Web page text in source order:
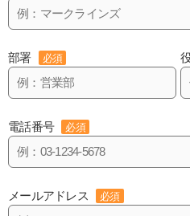
部署 必須
電話番号 必須
メールアドレス 必須